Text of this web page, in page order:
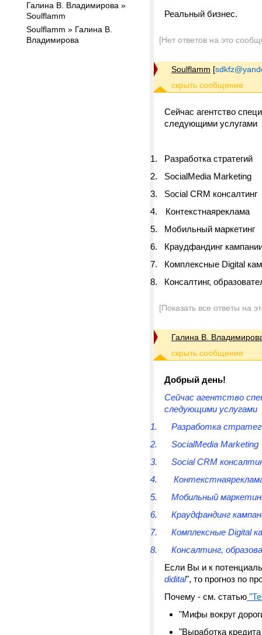
Галина В. Владимирова »
Soulflamm
Soulflamm » Галина В.
Владимирова
Реальный бизнес.
[Нет ответов на это
Soulflamm [
Сейчас агентство
следующими услугами
1.
Разработка стратегий
2.
SocialMedia Marketing
3.
Social CRM консалтинг
4.
Контекстнаяреклама
5.
Мобильный маркетинг
6.
Краудфандинг
7.
Комплексные Digital
8.
Консалтинг,
[Показать все ответы на
Галина В.
Добрый день!
Сейчас агентство
следующими услугами
1. Разработка
2. SocialMedia Marketing
3. Social CRM
4.
5. Мобильный
6. Краудфандинг
7. Комплексные Digital
8. Консалтинг,
Если Вы и к
didital", то прогноз по
Почему - см. статью
"Мифы вокруг
"Выработка